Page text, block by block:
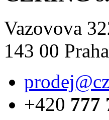
Vazovova
143 00
+420 777